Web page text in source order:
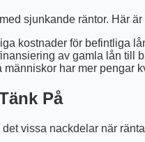
sjunkande räntor. Här är
kostnader för befintliga
av gamla lån till
människor har mer pengar
På
vissa nackdelar när